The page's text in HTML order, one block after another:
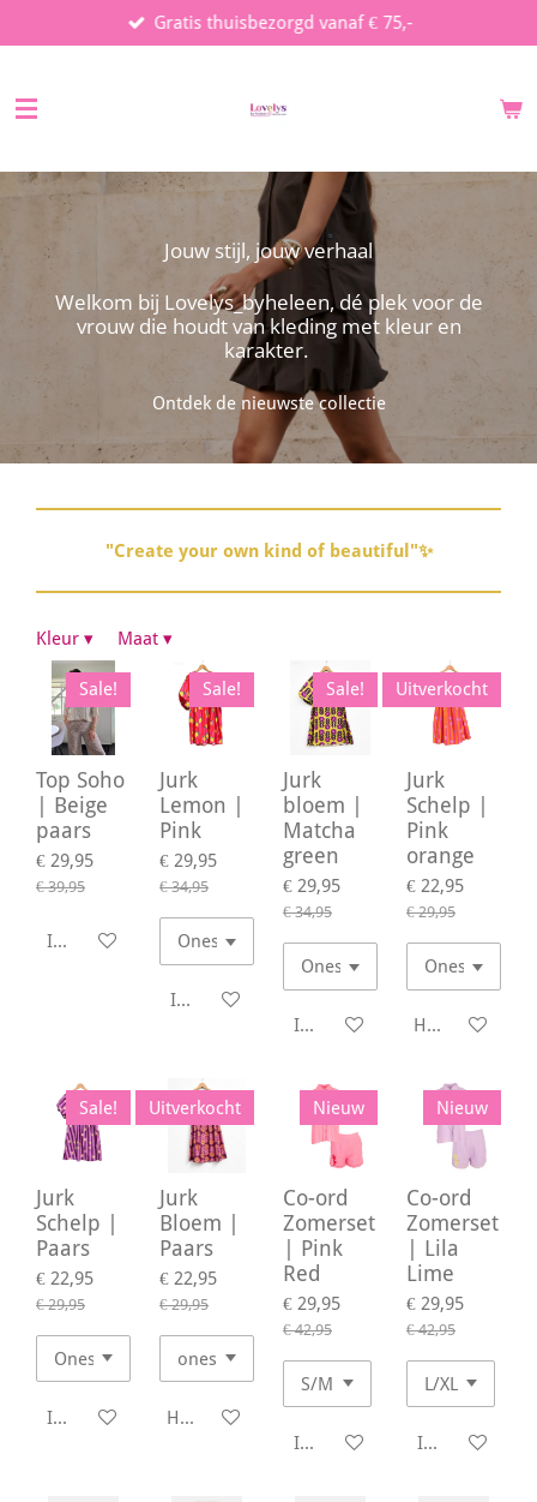
direct
de
Gratis thuisbezorgd vanaf € 75,-
Jouw stijl, jouw verhaal
Welkom bij Lovelys_byheleen, dé plek voor de
vrouw die houdt van kleding met kleur en
karakter.
Ontdek de nieuwste collectie
"Create your own kind of beautiful"✨
Kleur ▾ Maat ▾
Sale!
Top Soho
| Beige
paars
€ 29,95
€ 39,95
In winkelwagen
Sale!
Jurk
Lemon |
Pink
€ 29,95
€ 34,95
In winkelwagen
Sale!
Jurk
bloem |
Matcha
green
€ 29,95
€ 34,95
In winkelwagen
Uitverkocht
Jurk
Schelp |
Pink
orange
€ 22,95
€ 29,95
Houd mij op
Sale!
Jurk
Schelp |
Paars
€ 22,95
€ 29,95
In winkelwagen
Uitverkocht
Jurk
Bloem |
Paars
€ 22,95
€ 29,95
Houd mij op de hoogte
Nieuw
Co-ord
Zomerset
| Pink
Red
€ 29,95
€ 42,95
In winkelwagen
Nieuw
Co-ord
Zomerset
| Lila
Lime
€ 29,95
€ 42,95
In